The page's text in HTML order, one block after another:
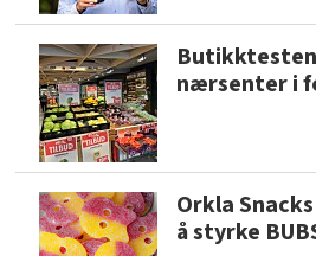
nærsenter i
Orkla
å styrke